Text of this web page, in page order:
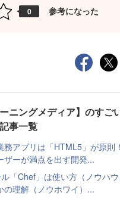
0 参考になった
ーニングメディア】のすご
事一覧
務アプリは「HTML5」が原則
ザーが満点を出す開発...
「Chef」は使い方（ノウハ
の理解（ノウホワイ）...